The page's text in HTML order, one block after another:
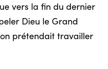
vers la fin du dernier
Dieu le Grand
on prétendait travailler